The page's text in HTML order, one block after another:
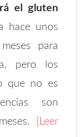
el gluten
hace unos
para
pero los
que no es
son
[Leer